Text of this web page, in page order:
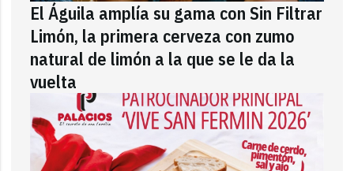
El Águila amplía su gama con Sin Filtrar
Limón, la primera cerveza con zumo
natural de limón a la que se le da la
vuelta